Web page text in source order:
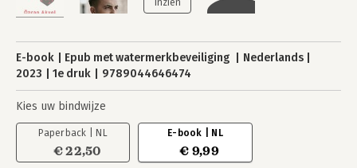
E-book Epub met watermerkbeveiliging
Nederlands
2023
1e druk 9789044646474
Kies uw bindwijze
Paperback | NL
€ 22,50
E-book | NL
€ 9,99